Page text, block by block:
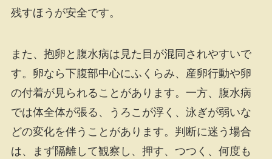
残すほうが安全です。
また、抱卵と腹水病は見た目が混同されやすいで
す。卵なら下腹部中心にふくらみ、産卵行動や卵
の付着が見られることがあります。一方、腹水病
では体全体が張る、うろこが浮く、泳ぎが弱いな
どの変化を伴うことがあります。判断に迷う場合
は、まず隔離して観察し、押す、つつく、何度も